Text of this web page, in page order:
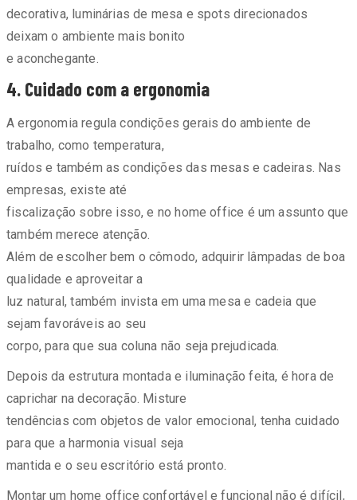
decorativa, luminárias de mesa e spots direcionados
deixam o ambiente mais bonito
e aconchegante.
4. Cuidado com a ergonomia
A ergonomia regula condições gerais do ambiente de
trabalho, como temperatura,
ruídos e também as condições das mesas e cadeiras. Nas
empresas, existe até
fiscalização sobre isso, e no home office é um assunto que
também merece atenção.
Além de escolher bem o cômodo, adquirir lâmpadas de boa
qualidade e aproveitar a
luz natural, também invista em uma mesa e cadeia que
sejam favoráveis ao seu
corpo, para que sua coluna não seja prejudicada.
Depois da estrutura montada e iluminação feita, é hora de
caprichar na decoração. Misture
tendências com objetos de valor emocional, tenha cuidado
para que a harmonia visual seja
mantida e o seu escritório está pronto.
Montar um home office confortável e funcional não é difícil,